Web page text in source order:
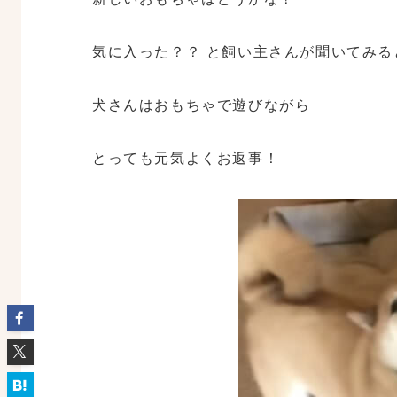
気に入った？？ と飼い主さんが聞いてみ
犬さんはおもちゃで遊びながら
とっても元気よくお返事！